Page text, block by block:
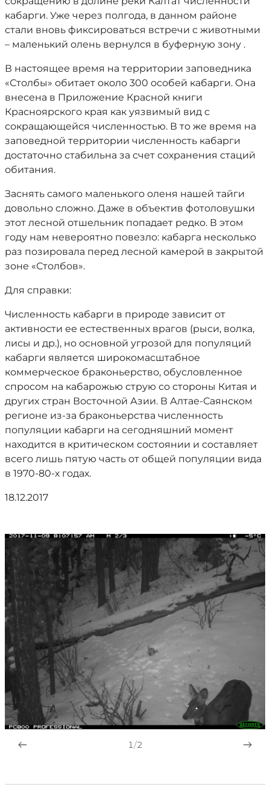
кабарги. Уже через полгода, в данном районе
стали вновь фиксироваться встречи с животными
– маленький олень вернулся в буферную зону .
В настоящее время на территории заповедника
«Столбы» обитает около 300 особей кабарги. Она
внесена в Приложение Красной книги
Красноярского края как уязвимый вид с
сокращающейся численностью. В то же время на
заповедной территории численность кабарги
достаточно стабильна за счет сохранения стаций
обитания.
Заснять самого маленького оленя нашей тайги
довольно сложно. Даже в объектив фотоловушки
этот лесной отшельник попадает редко. В этом
году нам невероятно повезло: кабарга несколько
раз позировала перед лесной камерой в закрытой
зоне «Столбов».
Для справки:
Численность кабарги в природе зависит от
активности ее естественных врагов (рыси, волка,
лисы и др.), но основной угрозой для популяций
кабарги является широкомасштабное
коммерческое браконьерство, обусловленное
спросом на кабарожью струю со стороны Китая и
других стран Восточной Азии. В Алтае-Саянском
регионе из-за браконьерства численность
популяции кабарги на сегодняшний момент
находится в критическом состоянии и составляет
всего лишь пятую часть от общей популяции вида
в 1970-80-х годах.
18.12.2017
1/2